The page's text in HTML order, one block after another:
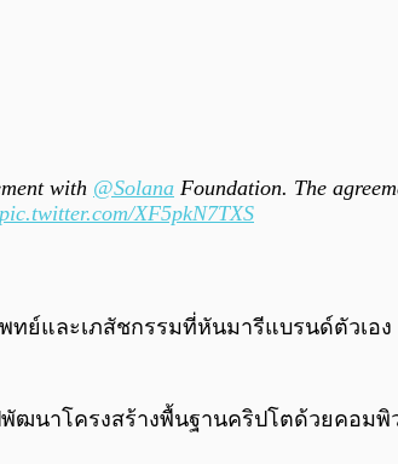
with @Solana Foundation. The
pic.twitter.com/XF5pkN7TXS
ทย์และเภสัชกรรมที่หันมารีแบรนด์ตัวเอง
พัฒนาโครงสร้างพื้นฐานคริปโตด้วยคอม